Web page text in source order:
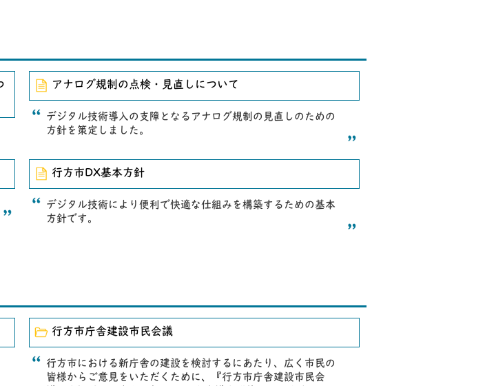
アナログ規制の点検・見直しについて
デジタル技術導入の支障となるアナログ規制の見直しのための
方針を策定しました。
行方市DX基本方針
デジタル技術により便利で快適な仕組みを構築するための基本
方針です。
行方市庁舎建設市民会議
行方市における新庁舎の建設を検討するにあたり、広く市民の
皆様からご意見をいただくために、『行方市庁舎建設市民会